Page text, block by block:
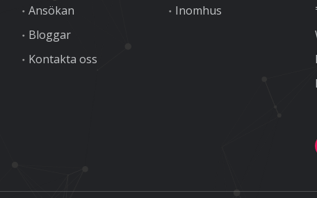
Ansökan
Bloggar
Kontakta oss
Inomhus